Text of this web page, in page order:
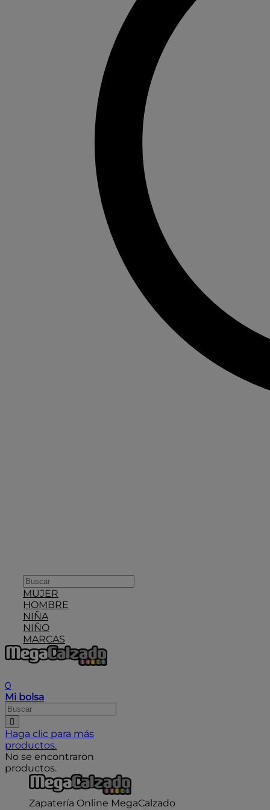
MUJER
HOMBRE
NIÑA
NIÑO
MARCAS
0
Mi bolsa
Haga clic para más
productos.
No se encontraron
productos.
Zapatería Online MegaCalzado